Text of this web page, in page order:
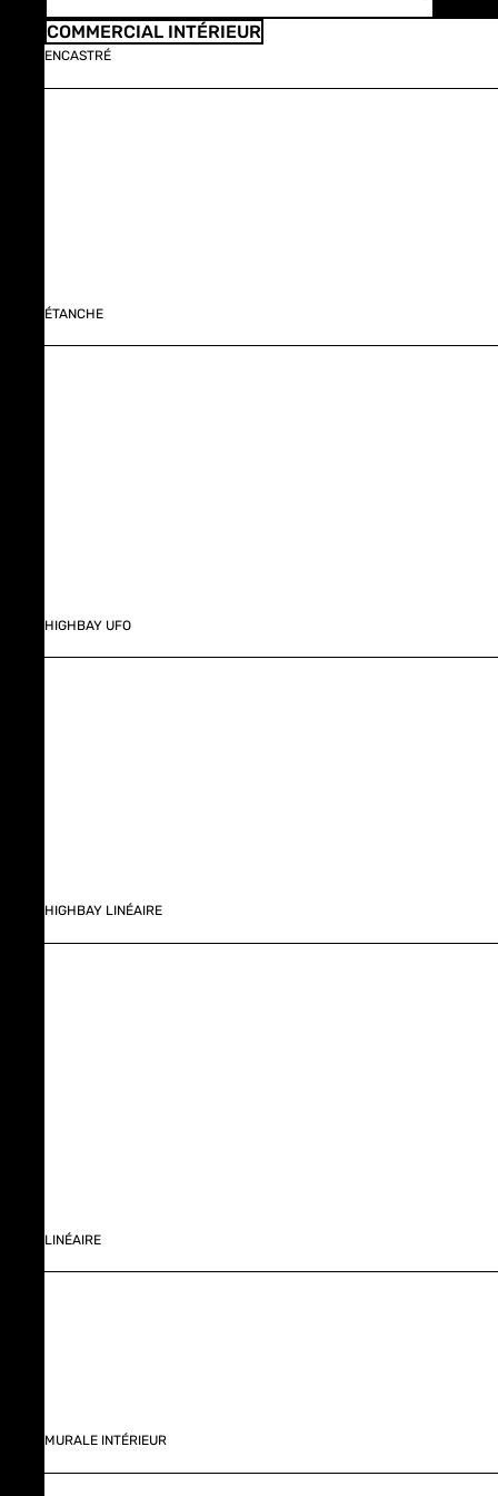
COMMERCIAL INTÉRIEUR
ENCASTRÉ
ÉTANCHE
HIGHBAY UFO
HIGHBAY LINÉAIRE
LINÉAIRE
MURALE INTÉRIEUR